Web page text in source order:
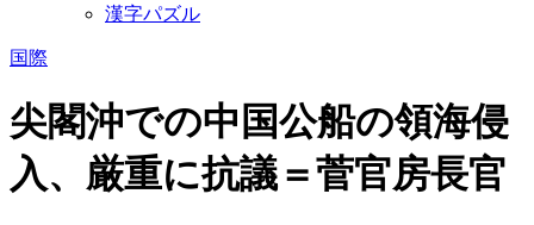
漢字パズル
国際
尖閣沖での中国公船の領海侵
入、厳重に抗議＝菅官房長官